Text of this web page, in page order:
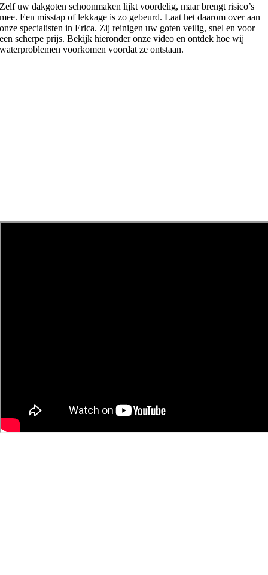
Zelf uw dakgoten schoonmaken lijkt voordelig, maar brengt risico’s
mee. Een misstap of lekkage is zo gebeurd. Laat het daarom over aan
onze specialisten in Erica. Zij reinigen uw goten veilig, snel en voor
een scherpe prijs. Bekijk hieronder onze video en ontdek hoe wij
waterproblemen voorkomen voordat ze ontstaan.